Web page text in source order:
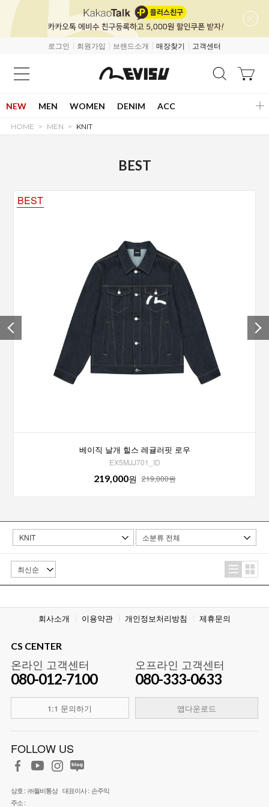
로그인 회원가입 브랜드소개 매장찾기 고객센터
NEW MEN WOMEN DENIM ACC
HOME MEN KNIT
BEST
BEST
베이직 날개 힐스 레귤러핏 로우
EX5MJJ701_ID
219,000원 219,000원
회사소개 이용약관 개인정보처리방침 제휴문의
CS CENTER
온라인 고객센터
080-012-7100
1:1 문의하기
오프라인 고객센터
080-333-0633
앱다운로드
FOLLOW US
상호 : ㈜월비통상 대표이사 : 손주익
주소 :